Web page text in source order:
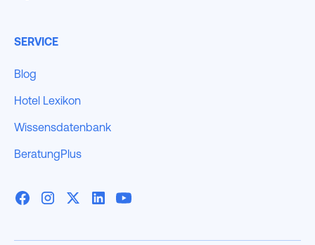
SERVICE
Blog
Hotel Lexikon
Wissensdatenbank
BeratungPlus